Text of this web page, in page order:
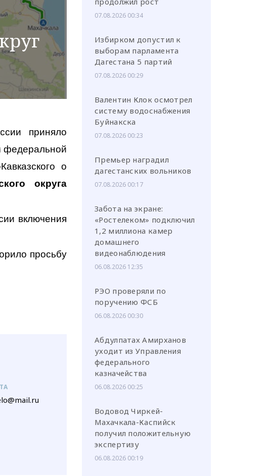
приняло
федеральной
о
округа
включения
просьбу
07.08.2026 00:34
Избирком допустил к
выборам парламента
Дагестана 5 партий
07.08.2026 00:29
Валентин Клок осмотрел
систему водоснабжения
Буйнакска
07.08.2026 00:23
Премьер наградил
дагестанских вольников
07.08.2026 00:17
Забота на экране:
«Ростелеком» подключил
1,2 миллиона камер
домашнего
видеонаблюдения
06.08.2026 12:35
РЭО проверяли по
поручению ФСБ
06.08.2026 00:30
Абдулпатах Амирханов
уходит из Управления
федерального
казначейства
06.08.2026 00:25
Водовод Чиркей-
Махачкала-Каспийск
получил положительную
экспертизу
06.08.2026 00:19